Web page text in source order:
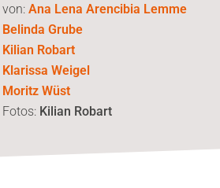
von:Ana Lena Arencibia Lemme
Belinda Grube
Kilian Robart
Klarissa Weigel
Moritz Wüst
Fotos: Kilian Robart